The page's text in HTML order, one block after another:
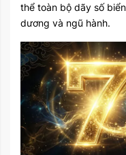
thể toàn bộ dãy số
dương và ngũ hành.